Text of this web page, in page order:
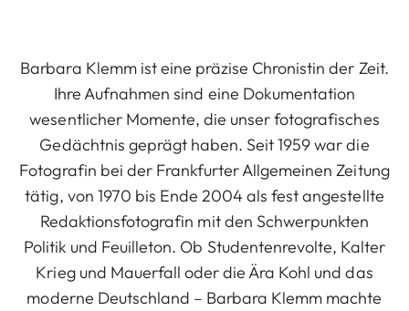
Barbara Klemm ist eine präzise Chronistin der Zeit.
Ihre Aufnahmen sind eine Dokumentation
wesentlicher Momente, die unser fotografisches
Gedächtnis geprägt haben. Seit 1959 war die
Fotografin bei der Frankfurter Allgemeinen Zeitung
tätig, von 1970 bis Ende 2004 als fest angestellte
Redaktionsfotografin mit den Schwerpunkten
Politik und Feuilleton. Ob Studentenrevolte, Kalter
Krieg und Mauerfall oder die Ära Kohl und das
moderne Deutschland – Barbara Klemm machte